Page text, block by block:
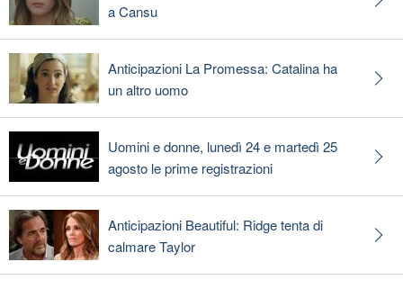
a Cansu
Anticipazioni La Promessa: Catalina ha
un altro uomo
Uomini e donne, lunedì 24 e martedì 25
agosto le prime registrazioni
Anticipazioni Beautiful: Ridge tenta di
calmare Taylor